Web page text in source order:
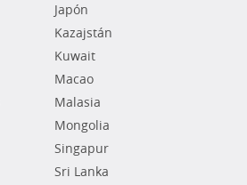
Japón
Kazajstán
Kuwait
Macao
Malasia
Mongolia
Singapur
Sri Lanka